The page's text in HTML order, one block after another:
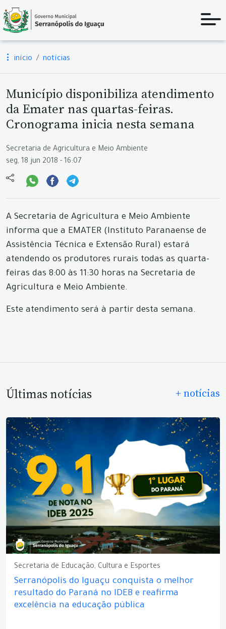
início notícias
Município disponibiliza atendimento
da Emater nas quartas-feiras.
Cronograma inicia nesta semana
Secretaria de Agricultura e Meio Ambiente
seg, 18 jun 2018 - 16:07
A Secretaria de Agricultura e Meio Ambiente
informa que a EMATER (Instituto Paranaense de
Assistência Técnica e Extensão Rural) estará
atendendo os produtores rurais todas as quarta-
feiras das 8:00 às 11:30 horas na Secretaria de
Agricultura e Meio Ambiente.
Este atendimento será à partir desta semana.
Últimas notícias + notícias
Secretaria de Educação, Cultura e Esportes
Serranópolis do Iguaçu conquista o melhor
resultado do Paraná no IDEB e reafirma
excelência na educação pública